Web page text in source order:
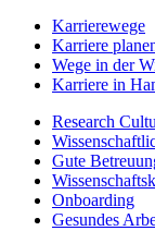
Karrierewege
Karriere
Wege in der
Karriere in
Research
Gute
Onboarding
Gesundes